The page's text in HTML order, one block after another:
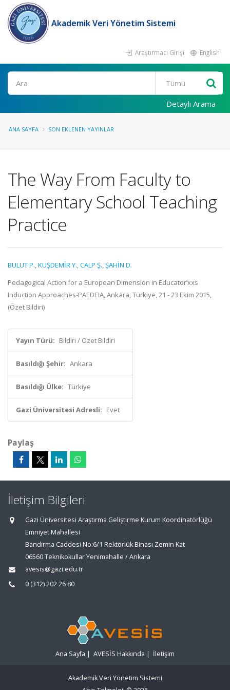
Akademik Veri Yönetim Sistemi
Araştırmacı Girişi English
Ara
Detaylı Arama
ANA SAYFA SON EKLENEN YAYINLAR
The Way From Faculty to
Elementary School Teaching
Practice
BULUT P.,KUŞDEMİR Y.,CALP Ş.,ŞAHİN D.
Pedagogical Action for a European Dimension in Educator’xxs
Induction Approaches-PAEDEIA, Ankara, Türkiye, 21 - 23 Ekim 2015,
(Özet Bildiri)
Yayın Türü: Bildiri / Özet Bildiri
Basıldığı Şehir: Ankara
Basıldığı Ülke: Türkiye
Gazi Üniversitesi Adresli: Evet
Paylaş
İletişim Bilgileri
Gazi Üniversitesi Araştırma Geliştirme Kurum Koordinatörlüğü
Emniyet Mahallesi
Bandırma Caddesi No:6/1 Rektörlük Binası Zemin Kat
06560 Teknikokullar Yenimahalle / Ankara
avesis@gazi.edu.tr
0 (312) 202 26 80
Ana Sayfa | AVESİS Hakkında | İletişim
Akademik Veri Yönetim Sistemi